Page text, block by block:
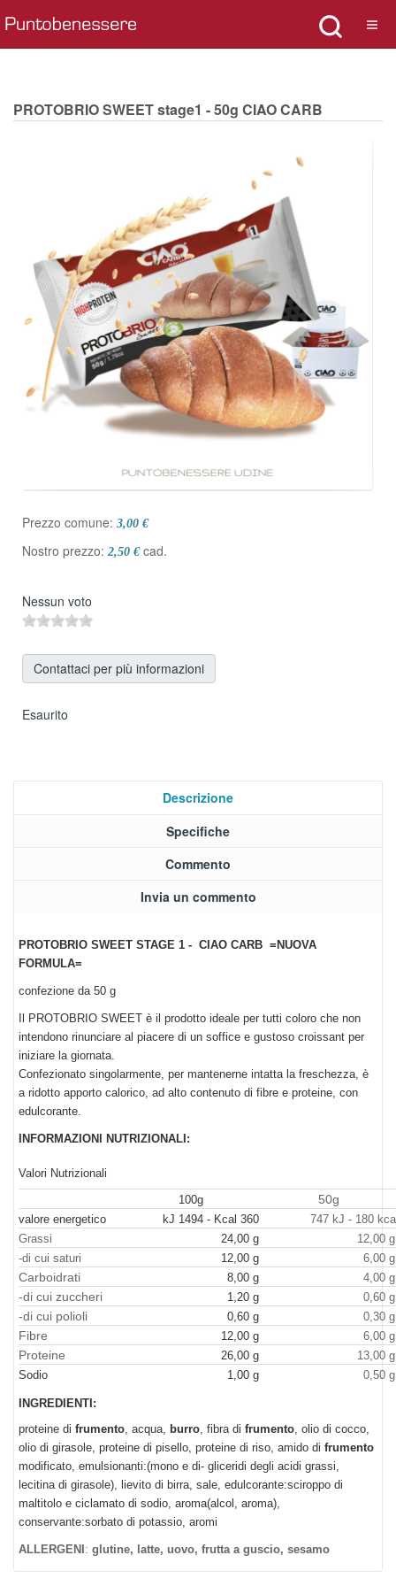
PROTOBRIO SWEET stage1 - 50g CIAO CARB
Prezzo comune: 3,00 €
Nostro prezzo: 2,50 € cad.
Nessun voto
Contattaci per più informazioni
Esaurito
Descrizione
Specifiche
Commento
Invia un commento
PROTOBRIO SWEET STAGE 1 - CIAO CARB =NUOVA
FORMULA=
confezione da 50 g
Il PROTOBRIO SWEET è il prodotto ideale per tutti coloro che non
intendono rinunciare al piacere di un soffice e gustoso croissant per
iniziare la giornata.
Confezionato singolarmente, per mantenerne intatta la freschezza, è
a ridotto apporto calorico, ad alto contenuto di fibre e proteine, con
edulcorante.
INFORMAZIONI NUTRIZIONALI:
Valori Nutrizionali
100g
50g
valore energetico kJ 1494 - Kcal 360
747 kJ - 180
Grassi
24,00 g
12,00
-di cui saturi
12,00 g 6,00
Carboidrati 8,00 g 4,00
-di cui zuccheri 1,20 g 0,60
-di cui polioli 0,60 g 0,30
Fibre 12,00 g 6,00
Proteine 26,00 g
13,00
Sodio
1,00 g 0,50
INGREDIENTI:
proteine di frumento , acqua, burro , fibra di frumento , olio di cocco,
olio di girasole, proteine di pisello, proteine di riso, amido di frumento
modificato, emulsionanti:(mono e di- gliceridi degli acidi grassi,
lecitina di girasole), lievito di birra, sale, edulcorante:sciroppo di
maltitolo e ciclamato di sodio, aroma(alcol, aroma),
conservante:sorbato di potassio, aromi
ALLERGENI : glutine, latte, uovo, frutta a guscio, sesamo